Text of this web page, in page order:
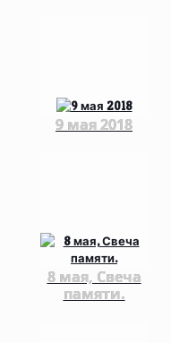
9 мая 2018
8 мая, Свеча
памяти.